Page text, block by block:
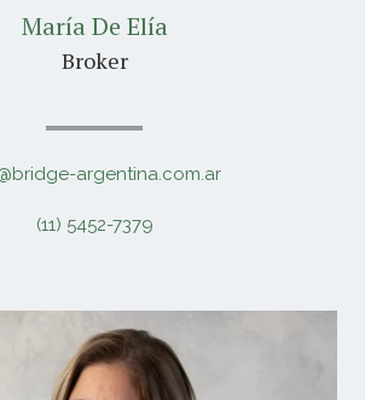
María De Elía
Broker
argentina.com.ar
(11) 5452-7379